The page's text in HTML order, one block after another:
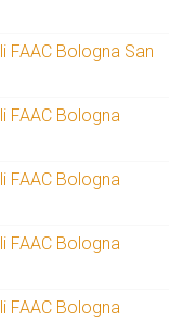
Bologna San
FAAC Bologna
FAAC Bologna
FAAC Bologna
FAAC Bologna